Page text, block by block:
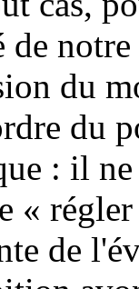
du
du
: il ne
«
de